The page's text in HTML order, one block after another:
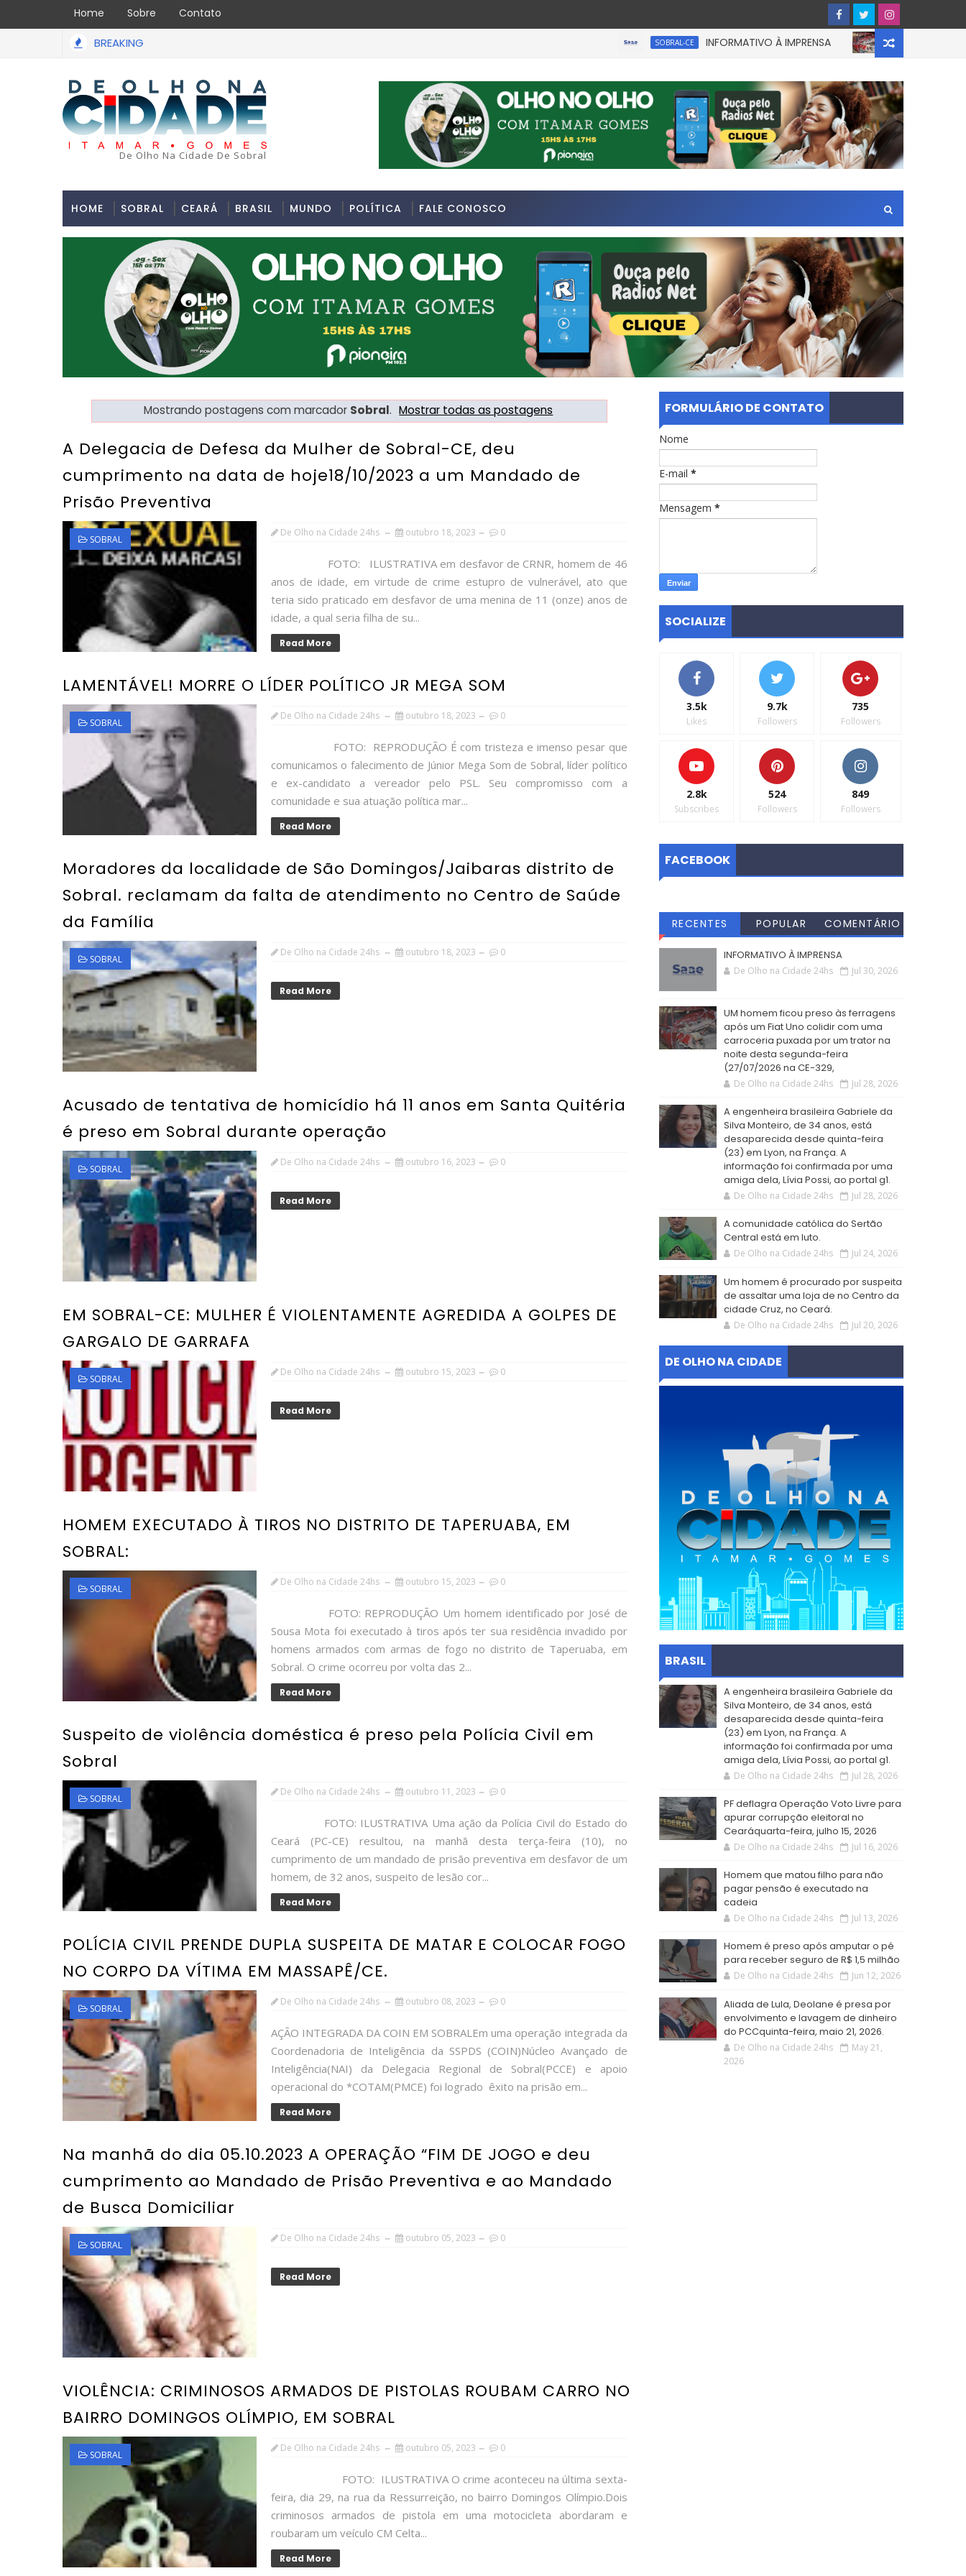
Home Sobre Contato
BREAKING SOBRAL-CE INFORMATIVO À IMPRENSA CEARÁ
UM homem
De Olho Na Cidade De Sobral
HOME SOBRAL CEARÁ BRASIL MUNDO POLÍTICA FALE CONOSCO
Mostrando postagens com marcador Sobral. Mostrar todas as postagens
A Delegacia de Defesa da Mulher de Sobral-CE, deu
cumprimento na data de hoje18/10/2023 a um Mandado de
Prisão Preventiva
SOBRAL
De Olho na Cidade 24hs outubro 18, 2023 0
FOTO: ILUSTRATIVA em desfavor de CRNR, homem de 46
anos de idade, em virtude de crime estupro de vulnerável, ato que
teria sido praticado em desfavor de uma menina de 11 (onze) anos de
idade, a qual seria filha de su...
Read More
LAMENTÁVEL! MORRE O LÍDER POLÍTICO JR MEGA SOM
SOBRAL
De Olho na Cidade 24hs outubro 18, 2023 0
FOTO: REPRODUÇÃO É com tristeza e imenso pesar que
comunicamos o falecimento de Júnior Mega Som de Sobral, líder político
e ex-candidato a vereador pelo PSL. Seu compromisso com a
comunidade e sua atuação política mar...
Read More
Moradores da localidade de São Domingos/Jaibaras distrito de
Sobral. reclamam da falta de atendimento no Centro de Saúde
da Família
SOBRAL
De Olho na Cidade 24hs outubro 18, 2023 0
Read More
Acusado de tentativa de homicídio há 11 anos em Santa Quitéria
é preso em Sobral durante operação
SOBRAL
De Olho na Cidade 24hs outubro 16, 2023 0
Read More
EM SOBRAL-CE: MULHER É VIOLENTAMENTE AGREDIDA A GOLPES DE
GARGALO DE GARRAFA
SOBRAL
De Olho na Cidade 24hs outubro 15, 2023 0
Read More
HOMEM EXECUTADO À TIROS NO DISTRITO DE TAPERUABA, EM
SOBRAL:
SOBRAL
De Olho na Cidade 24hs outubro 15, 2023 0
FOTO: REPRODUÇÃO Um homem identificado por José de
Sousa Mota foi executado à tiros após ter sua residência invadido por
homens armados com armas de fogo no distrito de Taperuaba, em
Sobral. O crime ocorreu por volta das 2...
Read More
Suspeito de violência doméstica é preso pela Polícia Civil em
Sobral
SOBRAL
De Olho na Cidade 24hs outubro 11, 2023 0
FOTO: ILUSTRATIVA Uma ação da Polícia Civil do Estado do
Ceará (PC-CE) resultou, na manhã desta terça-feira (10), no
cumprimento de um mandado de prisão preventiva em desfavor de um
homem, de 32 anos, suspeito de lesão cor...
Read More
POLÍCIA CIVIL PRENDE DUPLA SUSPEITA DE MATAR E COLOCAR FOGO
NO CORPO DA VÍTIMA EM MASSAPÊ/CE.
SOBRAL
De Olho na Cidade 24hs outubro 08, 2023 0
AÇÃO INTEGRADA DA COIN EM SOBRALEm uma operação integrada da
Coordenadoria de Inteligência da SSPDS (COIN)Núcleo Avançado de
Inteligência(NAI) da Delegacia Regional de Sobral(PCCE) e apoio
operacional do *COTAM(PMCE) foi logrado êxito na prisão em...
Read More
Na manhã do dia 05.10.2023 A OPERAÇÃO “FIM DE JOGO e deu
cumprimento ao Mandado de Prisão Preventiva e ao Mandado
de Busca Domiciliar
SOBRAL
De Olho na Cidade 24hs outubro 05, 2023 0
Read More
VIOLÊNCIA: CRIMINOSOS ARMADOS DE PISTOLAS ROUBAM CARRO NO
BAIRRO DOMINGOS OLÍMPIO, EM SOBRAL
SOBRAL
De Olho na Cidade 24hs outubro 05, 2023 0
FOTO: ILUSTRATIVA O crime aconteceu na última sexta-
feira, dia 29, na rua da Ressurreição, no bairro Domingos Olímpio.Dois
criminosos armados de pistola em uma motocicleta abordaram e
roubaram um veículo CM Celta...
Read More
FORMULÁRIO DE CONTATO
Nome
E-mail *
Mensagem *
SOCIALIZE
3.5k
Likes
9.7k
Followers
735
Followers
2.8k
Subscribes
524
Followers
849
Followers
FACEBOOK
RECENTES POPULAR
COMENTÁRIO
INFORMATIVO À IMPRENSA
De Olho na Cidade 24hs Jul 30, 2026
UM homem ficou preso às ferragens
após um Fiat Uno colidir com uma
carroceria puxada por um trator na
noite desta segunda-feira
(27/07/2026 na CE-329,
De Olho na Cidade 24hs Jul 28, 2026
A engenheira brasileira Gabriele da
Silva Monteiro, de 34 anos, está
desaparecida desde quinta-feira
(23) em Lyon, na França. A
informação foi confirmada por uma
amiga dela, Lívia Possi, ao portal g1.
De Olho na Cidade 24hs Jul 28, 2026
A comunidade católica do Sertão
Central está em luto.
De Olho na Cidade 24hs Jul 24, 2026
Um homem é procurado por suspeita
de assaltar uma loja de no Centro da
cidade Cruz, no Ceará.
De Olho na Cidade 24hs Jul 20, 2026
DE OLHO NA CIDADE
BRASIL
A engenheira brasileira Gabriele da
Silva Monteiro, de 34 anos, está
desaparecida desde quinta-feira
(23) em Lyon, na França. A
informação foi confirmada por uma
amiga dela, Lívia Possi, ao portal g1.
De Olho na Cidade 24hs Jul 28, 2026
PF deflagra Operação Voto Livre para
apurar corrupção eleitoral no
Cearáquarta-feira, julho 15, 2026
De Olho na Cidade 24hs Jul 16, 2026
Homem que matou filho para não
pagar pensão é executado na
cadeia
De Olho na Cidade 24hs Jul 13, 2026
Homem é preso após amputar o pé
para receber seguro de R$ 1,5 milhão
De Olho na Cidade 24hs Jun 12, 2026
Aliada de Lula, Deolane é presa por
envolvimento e lavagem de dinheiro
do PCCquinta-feira, maio 21, 2026.
De Olho na Cidade 24hs
May 21,
2026